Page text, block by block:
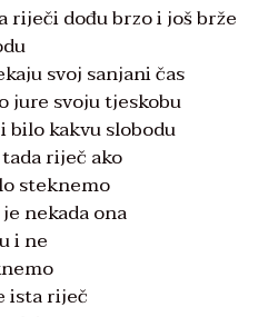
riječi dođu brzo i još brže
svoj sanjani čas
jure svoju tjeskobu
bilo kakvu slobodu
riječ ako
steknemo
nekada ona
i ne
ista riječ